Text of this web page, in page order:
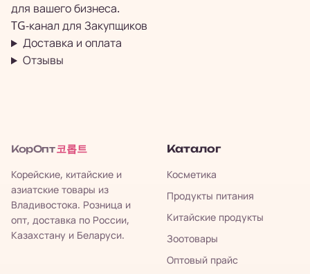
для вашего бизнеса.
TG-канал для Закупщиков
Доставка и оплата
Отзывы
КорОпт 코롭트
Корейские, китайские и
азиатские товары из
Владивостока. Розница и
опт, доставка по России,
Казахстану и Беларуси.
Каталог
Косметика
Продукты питания
Китайские продукты
Зоотовары
Оптовый прайс